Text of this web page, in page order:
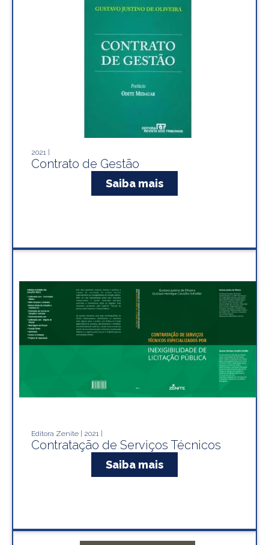
2021 |
Contrato de Gestão
Saiba mais
Editora Zenite | 2021 |
Contratação de Serviços Técnicos
Saiba mais